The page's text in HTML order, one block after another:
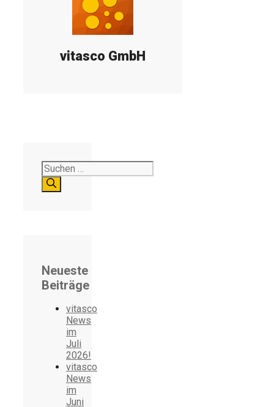
vitasco GmbH
Suchen
nach:
Neueste
Beiträge
vitasco
News
im
Juli
2026!
vitasco
News
im
Juni